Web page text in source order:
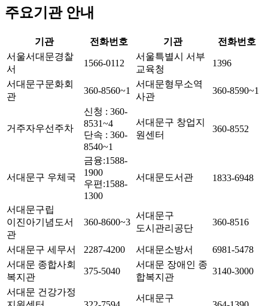
주요기관 안내
기관 전화번호 기관
전화번호
서울서대문경찰
서
1566-0112
서울특별시 서부
교육청
1396
서대문구문화회
관
360-8560~1
서대문형무소역
사관
360-8590~1
거주자우선주차
신청 : 360-
8531~4
단속 : 360-
8540~1
서대문구 창업지
원센터
360-8552
서대문구 우체국
금융:1588-
1900
우편:1588-
1300
서대문도서관 1833-6948
서대문구립
이진아기념도서
관
360-8600~3
서대문구
도시관리공단
360-8516
서대문구 세무서 2287-4200 서대문소방서
6981-5478
서대문 종합사회
복지관
375-5040
서대문 장애인 종
합복지관
3140-3000
서대문 건강가정
서대문구